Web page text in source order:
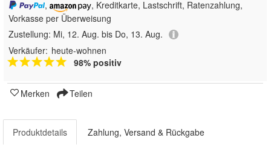
,
, Kreditkarte, Lastschrift, Ratenzahlung,
Vorkasse per Überweisung
Zustellung: Mi, 12. Aug. bis Do, 13. Aug.
Verkäufer: heute-wohnen
98% positiv
Merken Teilen
Produktdetails Zahlung, Versand & Rückgabe